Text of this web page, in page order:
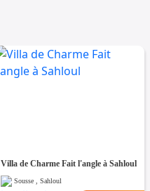
Villa de Charme Fait l'angle à Sahloul
Sousse , Sahloul